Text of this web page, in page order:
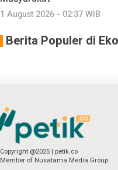
1 August 2026 - 02:37 WIB
Berita Populer di
Copyright @2025 | petik.co
Member of Nusatama Media Group